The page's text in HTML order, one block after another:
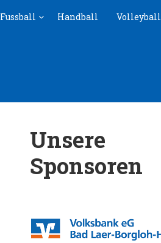
Fussball Handball Volleyball
Unsere
Sponsoren